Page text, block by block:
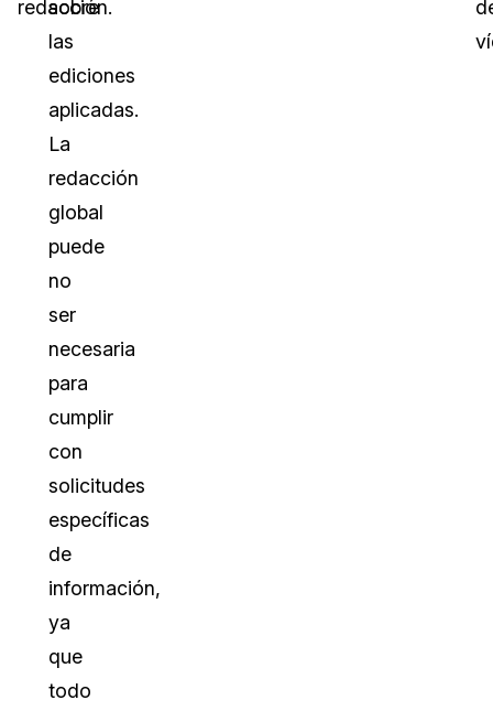
redacción.
sobre
las
ediciones
aplicadas.
La
redacción
global
puede
no
ser
necesaria
para
cumplir
con
solicitudes
específicas
de
información,
ya
que
todo